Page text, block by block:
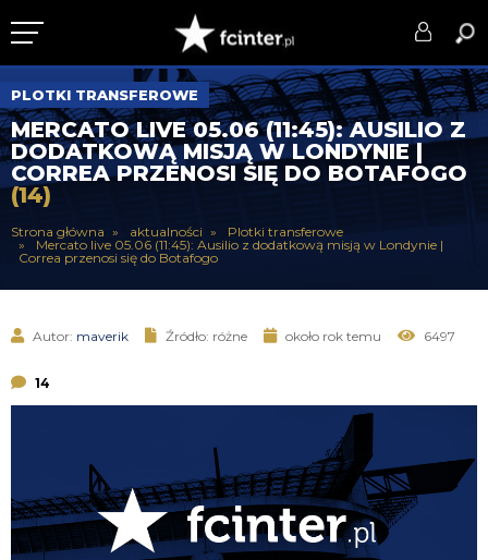
KLUB
DRUŻYNA
SERIE A
PUCHARY
SERWIS
PLOTKI TRANSFEROWE
MERCATO LIVE 05.06 (11:45): AUSILIO Z
DODATKOWĄ MISJĄ W LONDYNIE |
CORREA PRZENOSI SIĘ DO BOTAFOGO
(14)
Strona główna aktualności
Plotki transferowe
Mercato live 05.06 (11:45): Ausilio z dodatkową misją w Londynie |
Correa przenosi się do Botafogo
Autor: maverik Źródło: różne około rok temu 6497
14